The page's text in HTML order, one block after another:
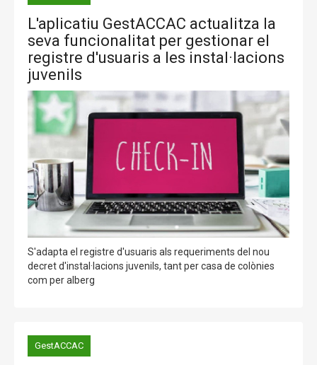
L'aplicatiu GestACCAC actualitza la
seva funcionalitat per gestionar el
registre d'usuaris a les instal·lacions
juvenils
S'adapta el registre d'usuaris als requeriments del nou
decret d'instal·lacions juvenils, tant per casa de colònies
com per alberg
GestACCAC